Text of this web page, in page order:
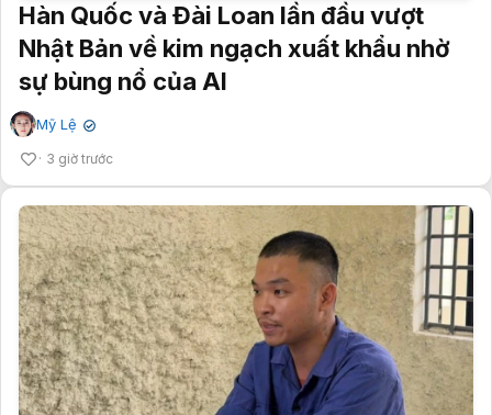
Hàn Quốc và Đài Loan lần đầu vượt
Nhật Bản về kim ngạch xuất khẩu nhờ
sự bùng nổ của AI
Mỹ Lệ ✔
3 giờ trước